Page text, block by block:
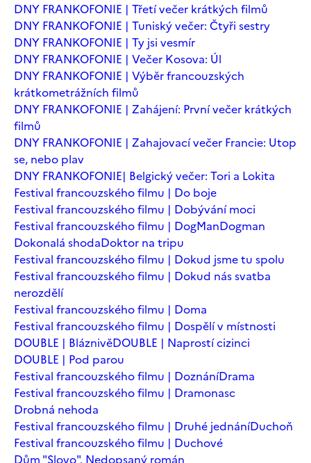
DNY FRANKOFONIE | Třetí večer krátkých filmů
DNY FRANKOFONIE | Tuniský večer: Čtyři sestry
DNY FRANKOFONIE | Ty jsi vesmír
DNY FRANKOFONIE | Večer Kosova: Úl
DNY FRANKOFONIE | Výběr francouzských
krátkometrážních filmů
DNY FRANKOFONIE | Zahájení: První večer krátkých
filmů
DNY FRANKOFONIE | Zahajovací večer Francie: Utop
se, nebo plav
DNY FRANKOFONIE| Belgický večer: Tori a Lokita
Festival francouzského filmu | Do boje
Festival francouzského filmu | Dobývání moci
Festival francouzského filmu | DogManDogman
Dokonalá shodaDoktor na tripu
Festival francouzského filmu | Dokud jsme tu spolu
Festival francouzského filmu | Dokud nás svatba
nerozdělí
Festival francouzského filmu | Doma
Festival francouzského filmu | Dospělí v místnosti
DOUBLE | BláznivěDOUBLE | Naprostí cizinci
DOUBLE | Pod parou
Festival francouzského filmu | DoznáníDrama
Festival francouzského filmu | Dramonasc
Drobná nehoda
Festival francouzského filmu | Druhé jednáníDuchoň
Festival francouzského filmu | Duchové
Dům "Slovo". Nedopsaný román